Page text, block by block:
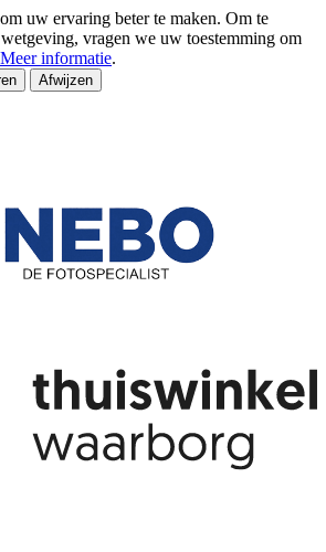
uw ervaring beter te maken. Om te
vragen we uw toestemming om
Meer informatie.
Afwijzen